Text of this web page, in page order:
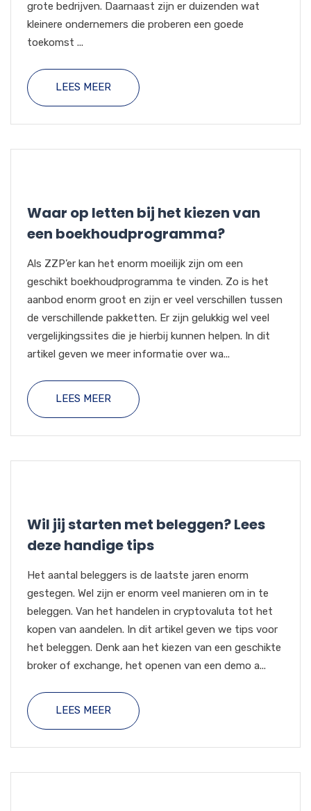
grote bedrijven. Daarnaast zijn er duizenden wat
kleinere ondernemers die proberen een goede
toekomst ...
LEES MEER
Waar op letten bij het kiezen van
een boekhoudprogramma?
Als ZZP’er kan het enorm moeilijk zijn om een
geschikt boekhoudprogramma te vinden. Zo is het
aanbod enorm groot en zijn er veel verschillen tussen
de verschillende pakketten. Er zijn gelukkig wel veel
vergelijkingssites die je hierbij kunnen helpen. In dit
artikel geven we meer informatie over wa...
LEES MEER
Wil jij starten met beleggen? Lees
deze handige tips
Het aantal beleggers is de laatste jaren enorm
gestegen. Wel zijn er enorm veel manieren om in te
beleggen. Van het handelen in cryptovaluta tot het
kopen van aandelen. In dit artikel geven we tips voor
het beleggen. Denk aan het kiezen van een geschikte
broker of exchange, het openen van een demo a...
LEES MEER